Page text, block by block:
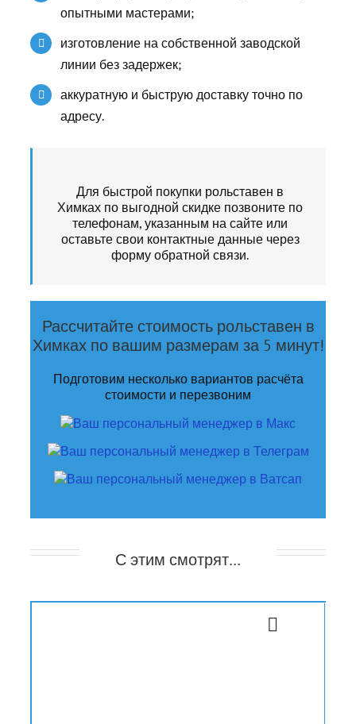
опытными мастерами;
изготовление на собственной заводской
линии без задержек;
аккуратную и быструю доставку точно по
адресу.
Для быстрой покупки рольставен в
Химках по выгодной скидке позвоните по
телефонам, указанным на сайте или
оставьте свои контактные данные через
форму обратной связи.
Рассчитайте стоимость рольставен в
Химках по вашим размерам за 5 минут!
Подготовим несколько вариантов расчёта
стоимости и перезвоним
С этим смотрят…